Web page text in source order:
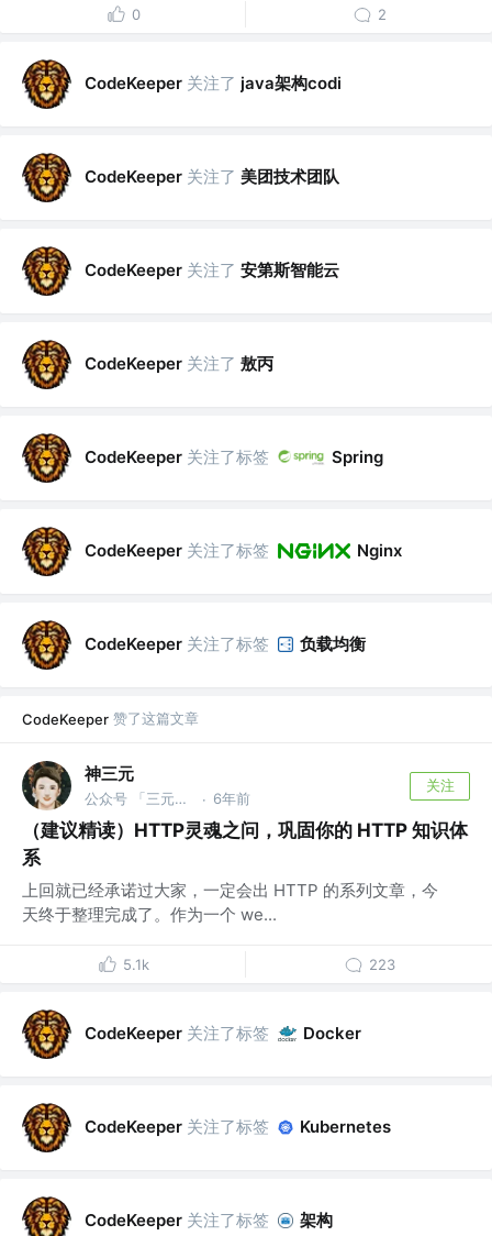
0 2
CodeKeeper 关注了 java架构codi
CodeKeeper 关注了 美团技术团队
CodeKeeper 关注了 安第斯智能云
CodeKeeper 关注了 敖丙
CodeKeeper 关注了标签 Spring
CodeKeeper 关注了标签 Nginx
CodeKeeper 关注了标签 负载均衡
CodeKeeper 赞了这篇文章
神三元
公众号 「三元同学」 @字节跳动 · 6年前
关注
（建议精读）HTTP灵魂之问，巩固你的 HTTP 知识体
系
上回就已经承诺过大家，一定会出 HTTP 的系列文章，今
天终于整理完成了。作为一个 we...
5.1k 223
CodeKeeper 关注了标签 Docker
CodeKeeper 关注了标签 Kubernetes
CodeKeeper 关注了标签 架构